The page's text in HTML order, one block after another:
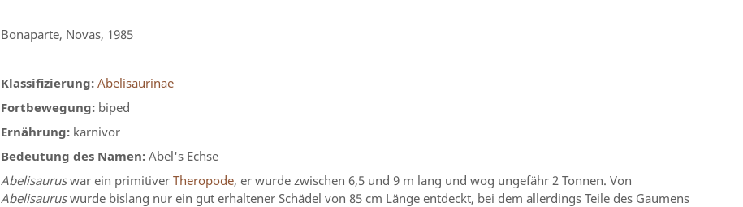
Bonaparte, Novas, 1985
Klassifizierung: Abelisaurinae
Fortbewegung: biped
Ernährung: karnivor
Bedeutung des Namen: Abel's Echse
Abelisauruswar ein primitiver Theropode, er wurde zwischen 6,5 und 9 m lang und wog ungefähr 2 Tonnen. Von
Abelisauruswurde bislang nur ein gut erhaltener Schädel von 85 cm Länge entdeckt, bei dem allerdings Teile des Gaumens